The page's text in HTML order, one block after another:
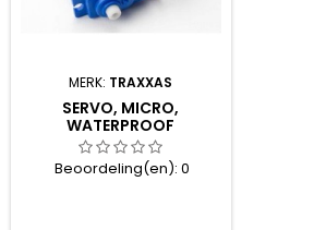
MERK: TRAXXAS
SERVO, MICRO,
WATERPROOF
Beoordeling(en): 0